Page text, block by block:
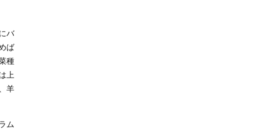
バ
ば
種
上
羊
ム